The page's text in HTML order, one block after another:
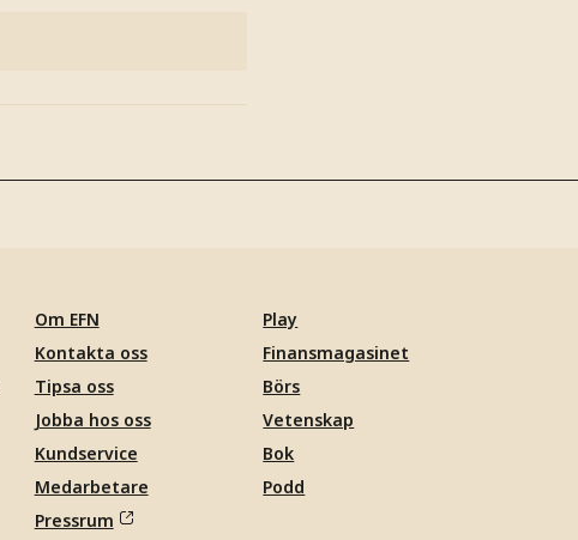
Om EFN
Kontakta oss
Tipsa oss
Jobba hos oss
Kundservice
Medarbetare
Pressrum
Play
Finansmagasinet
Börs
Vetenskap
Bok
Podd